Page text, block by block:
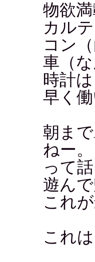
物欲満
カル
コン
車（
時計
早く
朝ま
ねー
って
遊ん
これ
これ